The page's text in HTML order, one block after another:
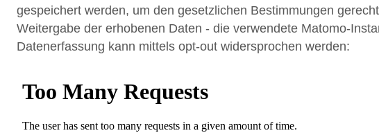
gespeichert werden, um den gesetzlichen Bestimmungen
Weitergabe der erhobenen Daten - die verwendete Matomo-
Datenerfassung kann mittels opt-out widersprochen werden: